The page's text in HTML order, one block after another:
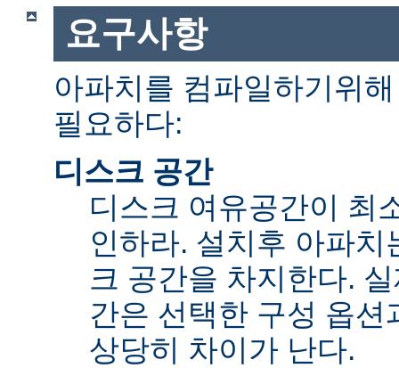
요구사항
아파치를 컴파일하기위
필요하다:
디스크 공간
디스크 여유공간이 최
인하라. 설치후 아파
크 공간을 차지한다.
간은 선택한 구성 옵
상당히 차이가 난다.